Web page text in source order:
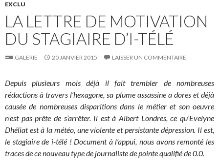
EXCLU
LA LETTRE DE MOTIVATION
DU STAGIAIRE D’I-TÉLÉ
GALERIE 20 JANVIER 2015 LAISSER UN COMMENTAIRE
Depuis plusieurs mois déjà il fait trembler de nombreuses
rédactions à travers l’hexagone, sa plume assassine a dores et déjà
causée de nombreuses disparitions dans le métier et son oeuvre
n’est pas prête de s’arrêter. Il est à Albert Londres, ce qu’Evelyne
Dhéliat est à la météo, une violente et persistante dépression. Il est,
le stagiaire de i-télé ! Document à l’appui, nous avons remonté les
traces de ce nouveau type de journaliste de pointe qualifié de 0.0.